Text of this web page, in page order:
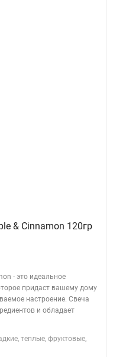
& Cinnamon 120гр
- это идеальное
придаст вашему дому
настроение. Свеча
и обладает
теплые, фруктовые,